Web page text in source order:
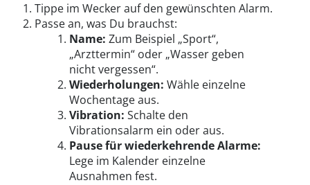
Tippe im Wecker auf den gewünschten Alarm.
Passe an, was Du brauchst:
Name: Zum Beispiel „Sport“,
„Arzttermin“ oder „Wasser geben
nicht vergessen“.
Wiederholungen: Wähle einzelne
Wochentage aus.
Vibration: Schalte den
Vibrationsalarm ein oder aus.
Pause für wiederkehrende Alarme:
Lege im Kalender einzelne
Ausnahmen fest.